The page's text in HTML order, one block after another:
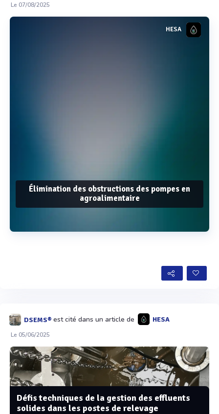
Le 07/08/2025
HESA
Élimination des obstructions des pompes en
agroalimentaire
DSEMS® est cité dans un article de HESA
Le 05/06/2025
Défis techniques de la gestion des effluents
solides dans les postes de relevage